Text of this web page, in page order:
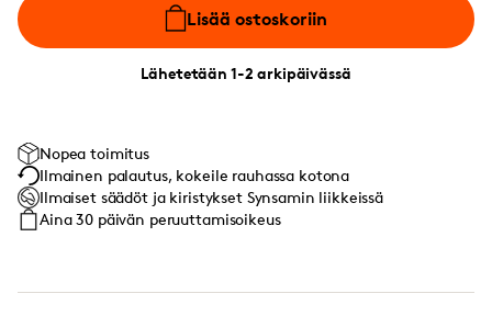
Lisää ostoskoriin
Lähetetään 1-2 arkipäivässä
Nopea toimitus
Ilmainen palautus, kokeile rauhassa kotona
Ilmaiset säädöt ja kiristykset Synsamin liikkeissä
Aina 30 päivän peruuttamisoikeus